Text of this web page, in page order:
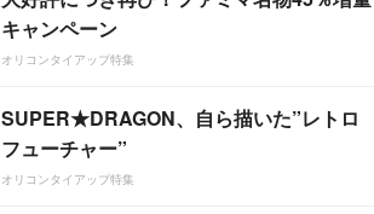
キャンペーン
オリコンタイアップ特集
SUPER★DRAGON、自ら描いた”レトロ
フューチャー”
オリコンタイアップ特集